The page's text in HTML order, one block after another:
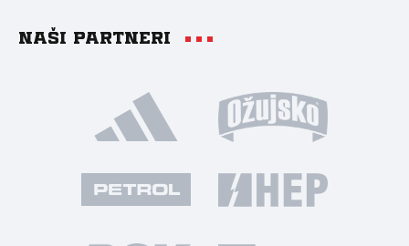
Naši partneri